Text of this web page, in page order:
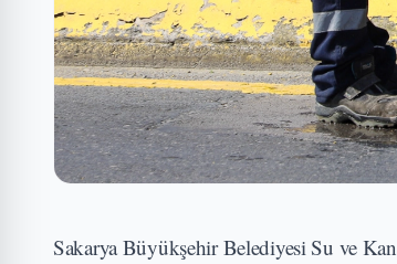
Sakarya Büyükşehir Belediyesi Su ve